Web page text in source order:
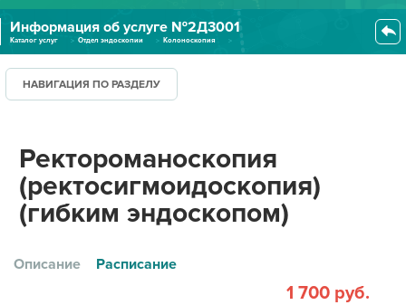
УСЛУГИ И ЦЕНЫ
ПАЦИЕНТУ
ПРАВОВАЯ ИНФОРМАЦИЯ
Информация об услуге №2Д3001
Каталог услуг Отдел эндоскопии
Колоноскопия
НАВИГАЦИЯ ПО РАЗДЕЛУ
Ректороманоскопия
(ректосигмоидоскопия)
(гибким эндоскопом)
Описание Расписание
1 700 руб.